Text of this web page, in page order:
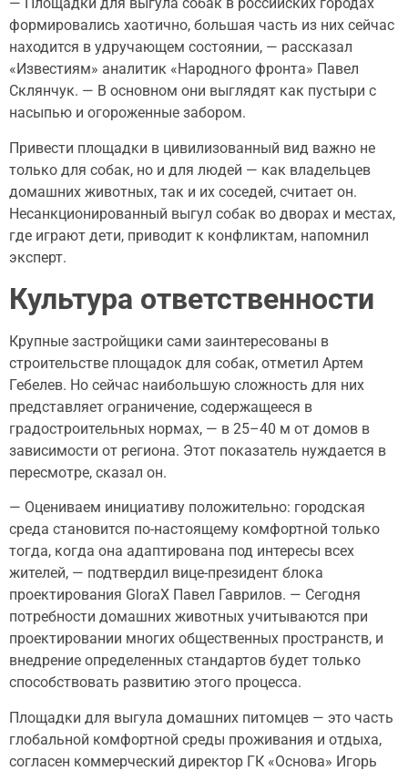
формировались хаотично, большая часть из них сейчас
находится в удручающем состоянии, — рассказал
«Известиям» аналитик «Народного фронта» Павел
Склянчук. — В основном они выглядят как пустыри с
насыпью и огороженные забором.
Привести площадки в цивилизованный вид важно не
только для собак, но и для людей — как владельцев
домашних животных, так и их соседей, считает он.
Несанкционированный выгул собак во дворах и местах,
где играют дети, приводит к конфликтам, напомнил
эксперт.
Культура ответственности
Крупные застройщики сами заинтересованы в
строительстве площадок для собак, отметил Артем
Гебелев. Но сейчас наибольшую сложность для них
представляет ограничение, содержащееся в
градостроительных нормах, — в 25–40 м от домов в
зависимости от региона. Этот показатель нуждается в
пересмотре, сказал он.
— Оцениваем инициативу положительно: городская
среда становится по-настоящему комфортной только
тогда, когда она адаптирована под интересы всех
жителей, — подтвердил вице-президент блока
проектирования GloraX Павел Гаврилов. — Сегодня
потребности домашних животных учитываются при
проектировании многих общественных пространств, и
внедрение определенных стандартов будет только
способствовать развитию этого процесса.
Площадки для выгула домашних питомцев — это часть
глобальной комфортной среды проживания и отдыха,
согласен коммерческий директор ГК «Основа» Игорь